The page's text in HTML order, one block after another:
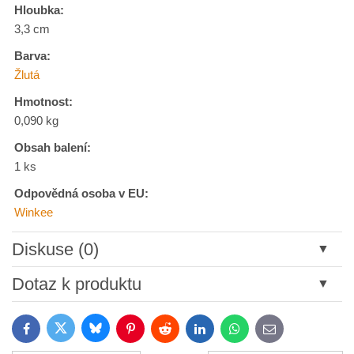
Hloubka:
3,3 cm
Barva:
Žlutá
Hmotnost:
0,090 kg
Obsah balení:
1 ks
Odpovědná osoba v EU:
Winkee
Diskuse (0)
Nový komentář
Název:
Dotaz k produktu
FacebookTwitter BlueskyPinterestReddit LinkedInWhatsApp
E-
mail